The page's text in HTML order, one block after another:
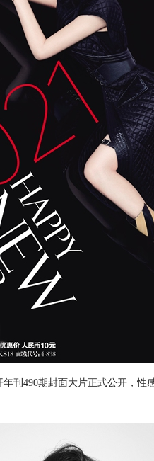
490期封面大片正式公开，性